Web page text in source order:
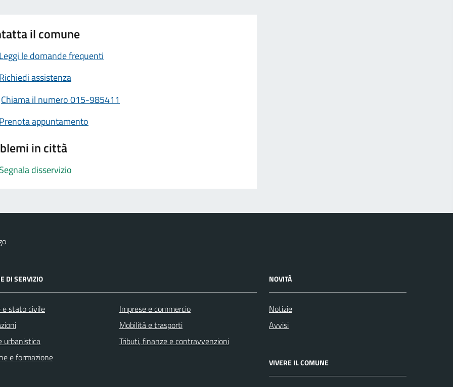
il comune
Leggi le domande frequenti
Richiedi assistenza
Chiama il numero 015-985411
Prenota appuntamento
in città
Segnala disservizio
DI SERVIZIO
e stato civile
urbanistica
e formazione
Imprese e commercio
Mobilità e trasporti
Tributi, finanze e contravvenzioni
NOVITÀ
Notizie
Avvisi
VIVERE IL COMUNE